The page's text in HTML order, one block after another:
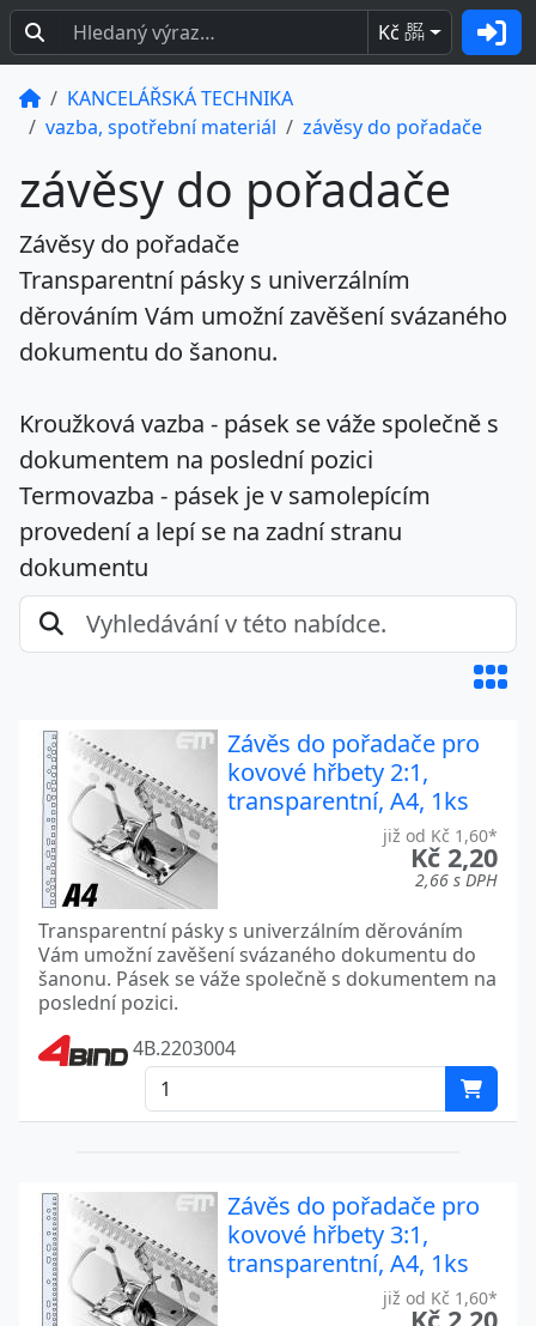
Kč BEZ
DPH
KANCELÁŘSKÁ TECHNIKA
vazba, spotřební materiál
závěsy do pořadače
závěsy do pořadače
Závěsy do pořadače
Transparentní pásky s univerzálním
děrováním Vám umožní zavěšení svázaného
dokumentu do šanonu.
Kroužková vazba - pásek se váže společně s
dokumentem na poslední pozici
Termovazba - pásek je v samolepícím
provedení a lepí se na zadní stranu
dokumentu
Závěs do pořadače pro
kovové hřbety 2:1,
transparentní, A4, 1ks
již od Kč 1,60*
Kč 2,20
2,66 s DPH
Transparentní pásky s univerzálním děrováním
Vám umožní zavěšení svázaného dokumentu do
šanonu. Pásek se váže společně s dokumentem na
poslední pozici.
4B.2203004
Závěs do pořadače pro
kovové hřbety 3:1,
transparentní, A4, 1ks
již od Kč 1,60*
Kč 2,20